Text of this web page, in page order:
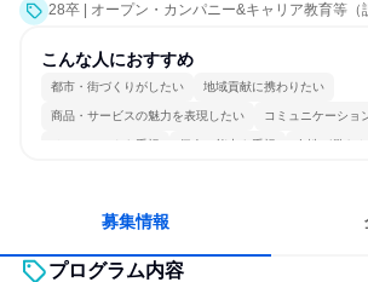
28卒 | オープン・カンパニー&キャリア教育等（
こんな人におすすめ
都市・街づくりがしたい 地域貢献に携わりたい
商品・サービスの魅力を表現したい コミュニケーショ
チームワークを重視 個人の能力を重視 女性が働き
募集情報
プログラム内容